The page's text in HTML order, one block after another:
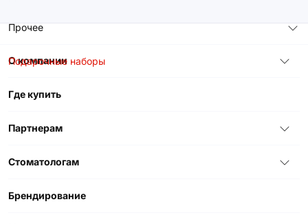
Прочее
Подарочные наборы
О компании
Где купить
Партнерам
Стоматологам
Брендирование